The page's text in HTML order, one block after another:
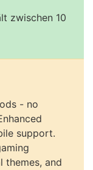
zwischen 10
- no
support.
themes, and